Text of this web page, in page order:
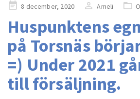
Publicerad
8 december, 2020 Ameli
Huspunktens
på Torsnäs
=) Under 2021
till försäljning.